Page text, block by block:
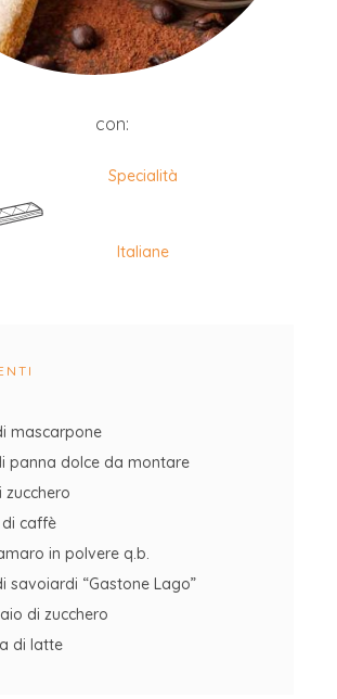
con:
Specialità
Italiane
mascarpone
panna dolce da montare
zucchero
di caffè
in polvere q.b.
savoiardi “Gastone Lago”
di zucchero
di latte